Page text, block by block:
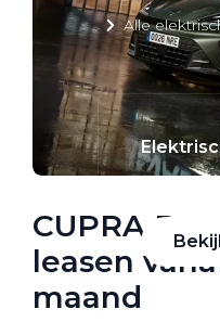
Alle
Bekijk
CUPRA
leasen
maand